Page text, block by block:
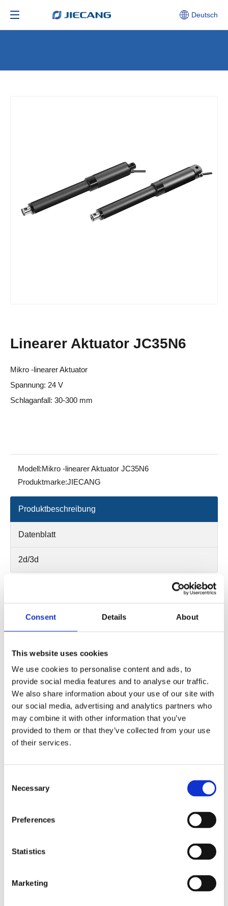
Consent Details About
This website uses cookies
We use cookies to personalise content and ads, to
provide social media features and to analyse our traffic.
We also share information about your use of our site with
our social media, advertising and analytics partners who
may combine it with other information that you’ve
provided to them or that they’ve collected from your use
of their services.
Selection
Necessary
Preferences
Statistics
Marketing
Deutsch
Linearer Aktuator JC35N6
Mikro -linearer Aktuator
Spannung: 24 V
Schlaganfall: 30-300 mm
Modell:Mikro -linearer Aktuator JC35N6
Produktmarke:JIECANG
Produktbeschreibung
Datenblatt
2d/3d
Farbe: Schwarz
IP -Klasse: max. IPX6
Installationsabmessungen:
L = S+155 (30 ≤ S ≤ 300 ， Standard)
L = S+170 (30 ≤ S ≤ 300 ， mit Hallsensor/eingebautem
Überstromschutz)
L ≤ 47
Eingebauter elektrischer Grenzschalter: Eingebauter
Überstromschutz optional (kann nicht gleichzeitig mit der
stoppt oben durch Blockieren der Drehung